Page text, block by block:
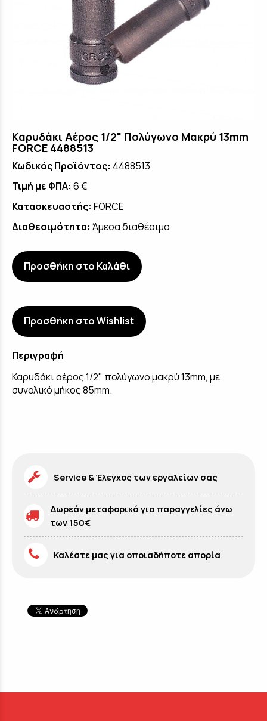
Καρυδάκι Αέρος 1/2" Πολύγωνο Μακρύ 13mm
FORCE 4488513
Κωδικός Προϊόντος: 4488513
Τιμή με ΦΠΑ: 6 €
Κατασκευαστής: FORCE
Διαθεσιμότητα: Άμεσα διαθέσιμο
Προσθήκη στο Καλάθι
Προσθήκη στο Wishlist
Περιγραφή
Καρυδάκι αέρος 1/2" πολύγωνο μακρύ 13mm, με
συνολικό μήκος 85mm.
Service & Έλεγχος των εργαλείων σας
Δωρεάν μεταφορικά για παραγγελίες άνω
των 150€
Καλέστε μας για οποιαδήποτε απορία